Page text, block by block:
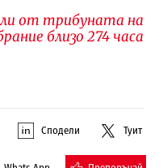
от трибуната на
близо 274 часа
Сподели Туит